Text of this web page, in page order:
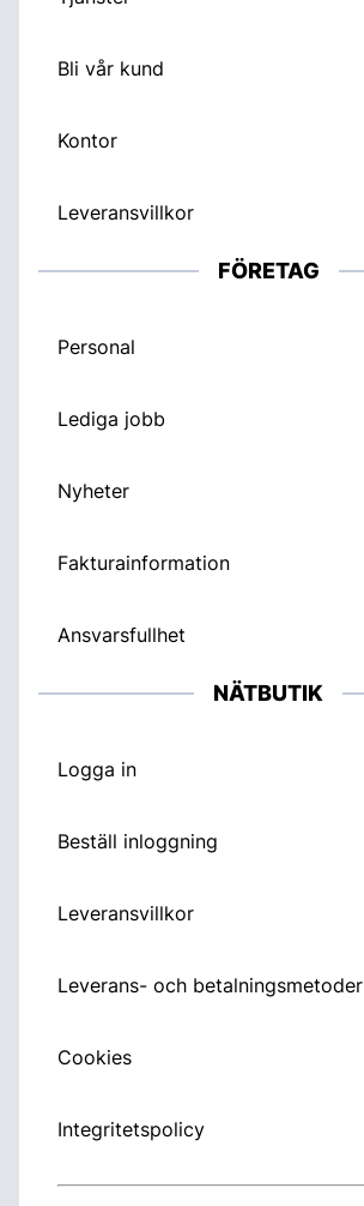
Bli vår kund
Kontor
Leveransvillkor
FÖRETAG
Personal
Lediga jobb
Nyheter
Fakturainformation
Ansvarsfullhet
NÄTBUTIK
Logga in
Beställ inloggning
Leveransvillkor
Leverans- och betalningsmetoder
Cookies
Integritetspolicy